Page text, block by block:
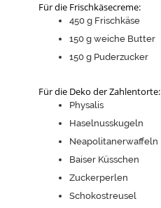
Für die Frischkäsecreme:
450 g Frischkäse
150 g weiche Butter
150 g Puderzucker
Für die Deko der Zahlentorte:
Physalis
Haselnusskugeln
Neapolitanerwaffeln
Baiser Küsschen
Zuckerperlen
Schokostreusel